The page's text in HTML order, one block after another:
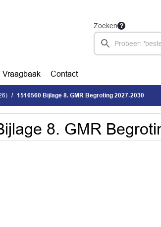
Zoeken
Vraagbaak Contact
1516560 Bijlage 8. GMR Begroting 2027-2030
8. GMR